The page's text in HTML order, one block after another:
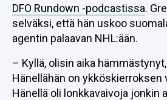
DFO Rundown -podcastissa.
selväksi, että hän uskoo
agentin palaavan NHL:ään.
– Kyllä, olisin aika
Hänellähän on ykköskierroksen
Hänellä oli lonkkavaivoja jonkin